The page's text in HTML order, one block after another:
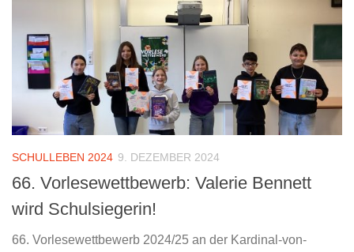
SCHULLEBEN 2024 9. DEZEMBER 2024
66. Vorlesewettbewerb: Valerie Bennett
wird Schulsiegerin!
66. Vorlesewettbewerb 2024/25 an der Kardinal-von-